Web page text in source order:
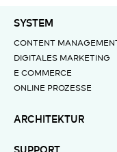
SYSTEM
CONTENT MANAGEMENT
DIGITALES MARKETING
E COMMERCE
ONLINE PROZESSE
ARCHITEKTUR